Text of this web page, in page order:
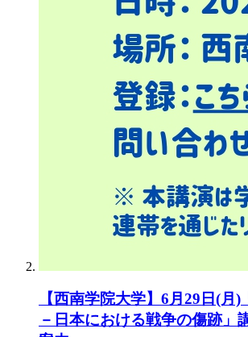
【西南学院大学】6月29日(月
－日本における戦争の傷跡」